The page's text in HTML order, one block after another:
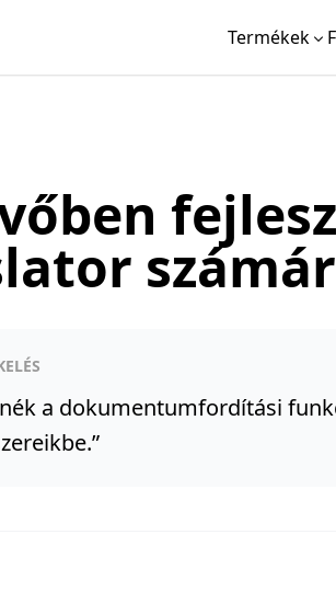
Termékek
a dokumentumfordítási
”